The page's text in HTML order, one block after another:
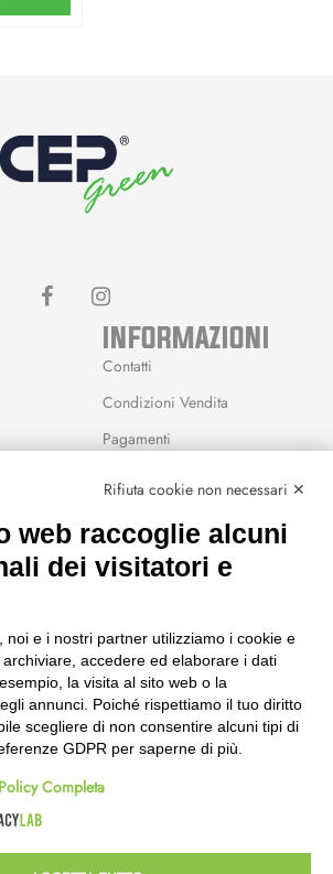
INFORMAZIONI
Contatti
Condizioni Vendita
Pagamenti
19:00
19:00
Rifiuta cookie non necessari ✕
web raccoglie alcuni
dei visitatori e
noi e i nostri partner utilizziamo i cookie e
accedere ed elaborare i dati
la visita al sito web o la
annunci. Poiché rispettiamo il tuo diritto
scegliere di non consentire alcuni tipi di
GDPR per saperne di più.
Completa